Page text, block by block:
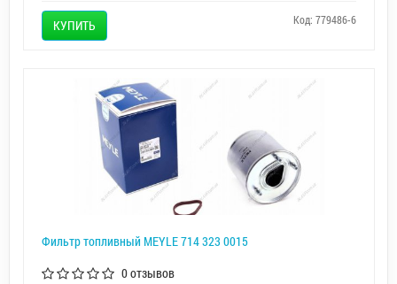
КУПИТЬ Код: 779486-6
Фильтр топливный MEYLE 714 323 0015
0 отзывов